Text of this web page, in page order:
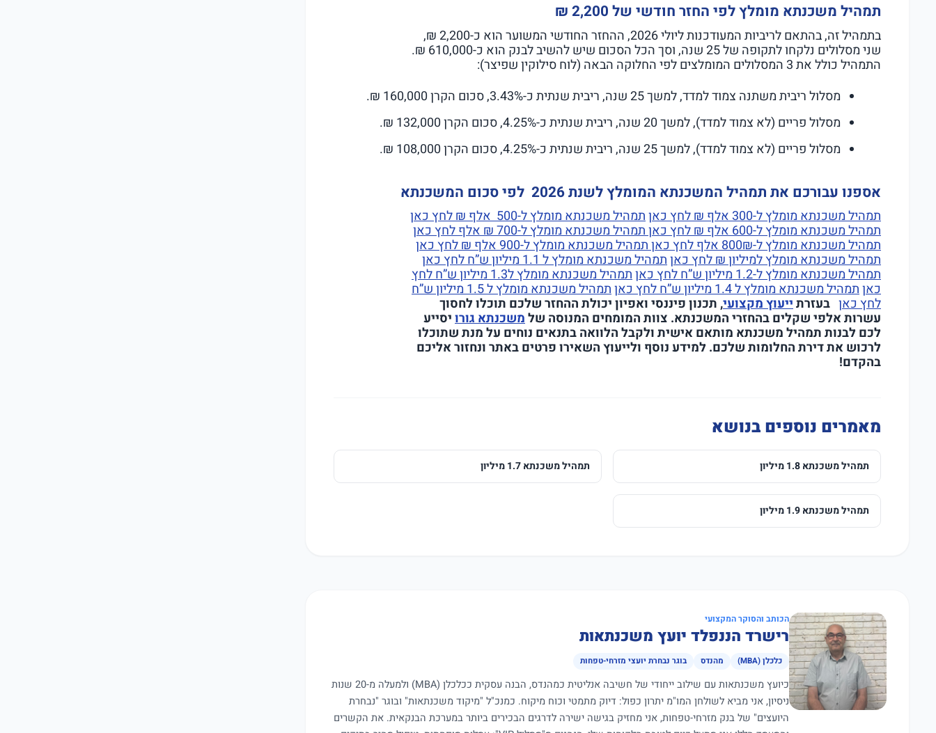
תמהיל משכנתא מומלץ לפי החזר חודשי של 2,200 ₪
בתמהיל זה, בהתאם לריביות המעודכנות ליולי 2026, ההחזר החודשי המשוער הוא כ-2,200 ₪,
שני מסלולים נלקחו לתקופה של 25 שנה, וסך הכל הסכום שיש להשיב לבנק הוא כ-610,000 ₪.
התמהיל כולל את 3 המסלולים המומלצים לפי החלוקה הבאה (לוח סילוקין שפיצר):
מסלול ריבית משתנה צמוד למדד, למשך 25 שנה, ריבית שנתית כ-3.43%, סכום הקרן 160,000 ₪.
מסלול פריים (לא צמוד למדד), למשך 20 שנה, ריבית שנתית כ-4.25%, סכום הקרן 132,000 ₪.
מסלול פריים (לא צמוד למדד), למשך 25 שנה, ריבית שנתית כ-4.25%, סכום הקרן 108,000 ₪.
אספנו עבורכם את תמהיל המשכנתא המומלץ לשנת 2026 לפי סכום המשכנתא
תמהיל משכנתא מומלץ ל-300 אלף ₪ לחץ כאן תמהיל משכנתא מומלץ ל-500 אלף ₪ לחץ כאן
תמהיל משכנתא מומלץ ל-600 אלף ₪ לחץ כאן תמהיל משכנתא מומלץ ל-700 ₪ אלף לחץ כאן
תמהיל משכנתא מומלץ ל-800₪ אלף לחץ כאן תמהיל משכנתא מומלץ ל-900 אלף ₪ לחץ כאן
תמהיל משכנתא מומלץ למיליון ₪ לחץ כאןתמהיל משכנתא מומלץ ל 1.1 מיליון ש”ח לחץ כאן
תמהיל משכנתא מומלץ ל-1.2 מיליון ש”ח לחץ כאן תמהיל משכנתא מומלץ ל1.3 מיליון ש”ח לחץ
כאןתמהיל משכנתא מומלץ ל 1.4 מיליון ש”ח לחץ כאן תמהיל משכנתא מומלץ ל 1.5 מיליון ש”ח
לחץ כאן בעזרתייעוץ מקצועי, תכנון פיננסי ואפיון יכולת ההחזר שלכם תוכלו לחסוך
עשרות אלפי שקלים בהחזרי המשכנתא. צוות המומחים המנוסה שלמשכנתא גורויסייע
לכם לבנות תמהיל משכנתא מותאם אישית ולקבל הלוואה בתנאים נוחים על מנת שתוכלו
לרכוש את דירת החלומות שלכם. למידע נוסף ולייעוץ השאירו פרטים באתר ונחזור אליכם
בהקדם!
מאמרים נוספים בנושא
תמהיל משכנתא 1.8 מיליון תמהיל משכנתא 1.7 מיליון
תמהיל משכנתא 1.9 מיליון
הכותב והסוקר המקצועי
רישרד הננפלד יועץ משכנתאות
כלכלן (MBA) מהנדס בוגר נבחרת יועצי מזרחי-טפחות
כיועץ משכנתאות עם שילוב ייחודי של חשיבה אנליטית כמהנדס, הבנה עסקית ככלכלן (MBA) ולמעלה מ-20 שנות
ניסיון, אני מביא לשולחן המו"מ יתרון כפול: דיוק מתמטי וכוח מיקוח. כמנכ"ל "מיקוד משכנתאות" ובוגר "נבחרת
היועצים" של בנק מזרחי-טפחות, אני מחזיק בגישה ישירה לדרגים הבכירים ביותר במערכת הבנקאית. את הקשרים